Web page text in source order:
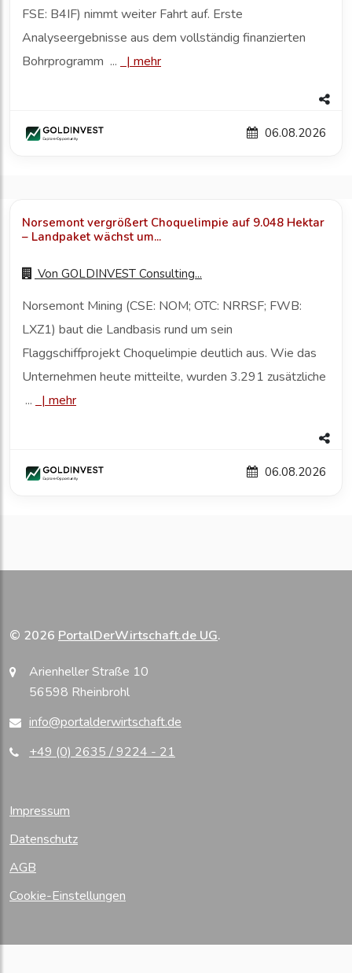
FSE: B4IF) nimmt weiter Fahrt auf. Erste
Analyseergebnisse aus dem vollständig finanzierten
Bohrprogramm ...
| mehr
06.08.2026
Norsemont vergrößert Choquelimpie auf 9.048 Hektar
– Landpaket wächst um...
Von GOLDINVEST Consulting...
Norsemont Mining (CSE: NOM; OTC: NRRSF; FWB:
LXZ1) baut die Landbasis rund um sein
Flaggschiffprojekt Choquelimpie deutlich aus. Wie das
Unternehmen heute mitteilte, wurden 3.291 zusätzliche
... |mehr
06.08.2026
© 2026 PortalDerWirtschaft.de UG.
Arienheller Straße 10
56598 Rheinbrohl
info@portalderwirtschaft.de
+49 (0) 2635 / 9224 - 21
Impressum
Datenschutz
AGB
Cookie-Einstellungen